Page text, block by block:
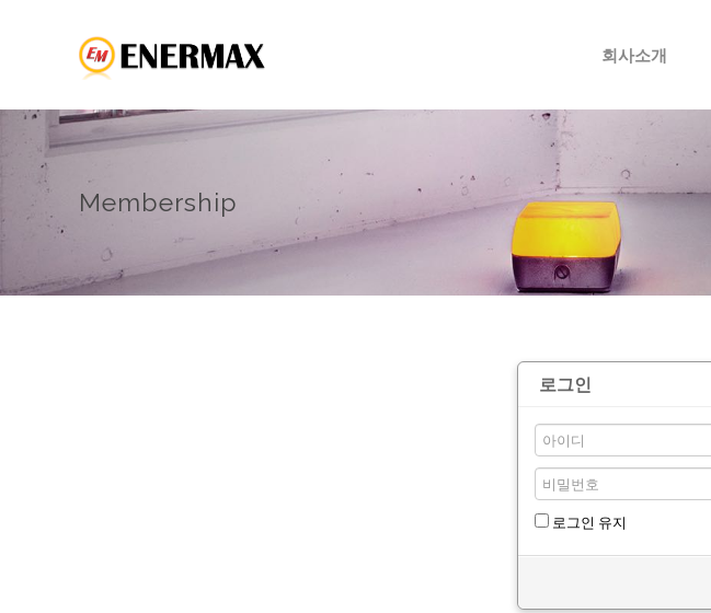
회사소개
Membership
로그인
로그인 유지